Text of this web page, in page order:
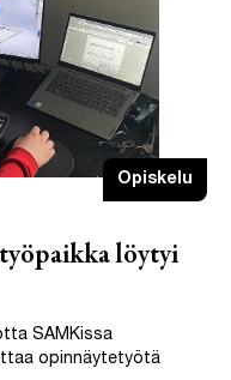
Opiskelu
löytyi
SAMKissa
opinnäytetyötä